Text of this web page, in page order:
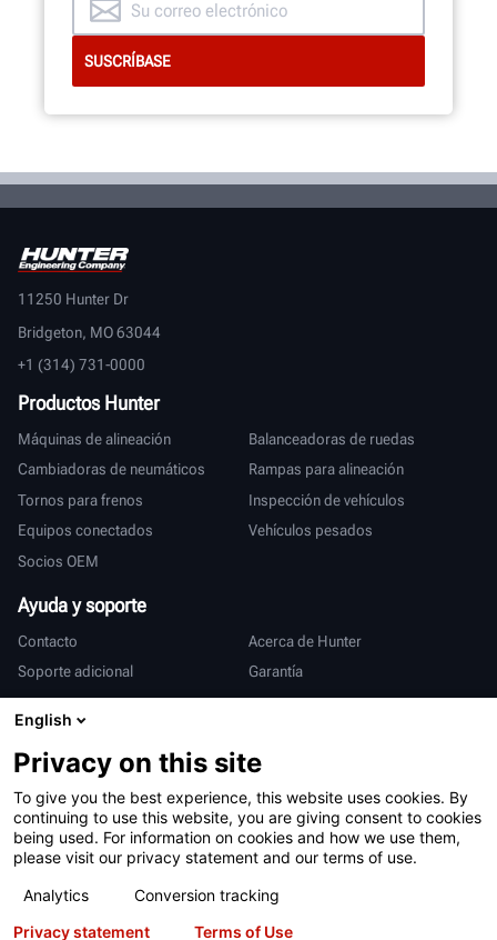
11250 Hunter Dr
Bridgeton, MO 63044
+1 (314) 731-0000
Productos Hunter
Máquinas de alineación
Balanceadoras de ruedas
Cambiadoras de neumáticos
Rampas para alineación
Tornos para frenos
Inspección de vehículos
Equipos conectados
Vehículos pesados
Socios OEM
Ayuda y soporte
Contacto
Acerca de Hunter
Soporte adicional
Garantía
Internacional
Ventas y servicio
Condiciones de uso Declaración de privacidad
English
Privacy on this site
To give you the best experience, this website uses cookies. By
continuing to use this website, you are giving consent to cookies
being used. For information on cookies and how we use them,
please visit our privacy statement and our terms of use.
Analytics
Conversion tracking
Privacy statement
Terms of Use